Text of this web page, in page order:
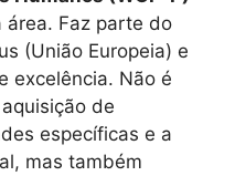
área. Faz parte do
(União Europeia) e
excelência. Não é
de
específicas e a
mas também